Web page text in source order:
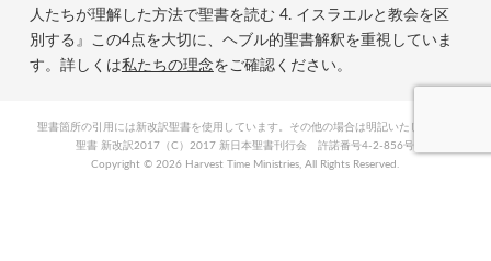
人たちが理解した方法で聖書を読む 4. イスラエルと教会を区
別する』この4点を大切に、ヘブル的聖書解釈を重視していま
す。詳しくは私たちの理念をご確認ください。
聖書箇所の引用には新改訳聖書を使用しています。その他の場合は明記いたします。
聖書 新改訳2017（C）2017 新日本聖書刊行会 許諾番号4-2-856号
Copyright ©2026 Harvest Time Ministries, All Rights Reserved.